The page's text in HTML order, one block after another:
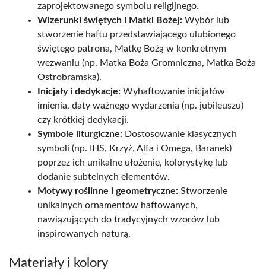
zaprojektowanego symbolu religijnego.
Wizerunki świętych i Matki Bożej: Wybór lub
stworzenie haftu przedstawiającego ulubionego
świętego patrona, Matkę Bożą w konkretnym
wezwaniu (np. Matka Boża Gromniczna, Matka Boża
Ostrobramska).
Inicjały i dedykacje: Wyhaftowanie inicjałów
imienia, daty ważnego wydarzenia (np. jubileuszu)
czy krótkiej dedykacji.
Symbole liturgiczne: Dostosowanie klasycznych
symboli (np. IHS, Krzyż, Alfa i Omega, Baranek)
poprzez ich unikalne ułożenie, kolorystykę lub
dodanie subtelnych elementów.
Motywy roślinne i geometryczne: Stworzenie
unikalnych ornamentów haftowanych,
nawiązujących do tradycyjnych wzorów lub
inspirowanych naturą.
Materiały i kolory